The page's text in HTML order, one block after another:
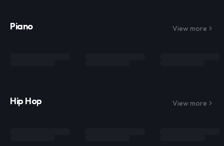
Piano View more
Hip Hop View more